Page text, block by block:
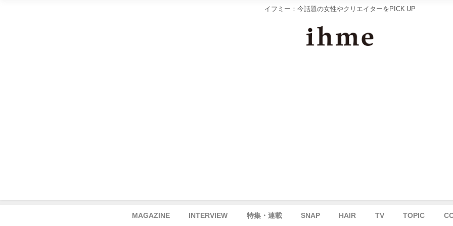
イフミー：今話題の女性やクリエイターをPICK UP
MAGAZINE INTERVIEW 特集・連載 SNAP HAIR TV TOPIC